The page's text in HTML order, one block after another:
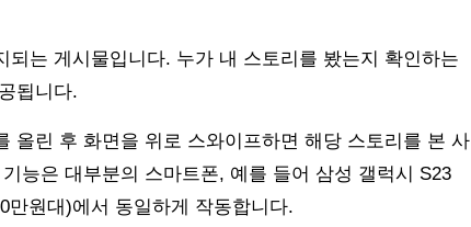
되는 게시물입니다. 누가 내 스토리를 봤는지 확인하는
됩니다.
올린 후 화면을 위로 스와이프하면 해당 스토리를 본 사
능은 대부분의 스마트폰, 예를 들어 삼성 갤럭시 S23
만원대)에서 동일하게 작동합니다.